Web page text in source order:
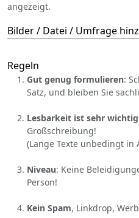
angezeigt.
Bilder / Datei / Umfrage
Regeln
Gut genug formulieren:
Satz, und bleiben Sie
Lesbarkeit ist sehr wichtig
Großschreibung!
(Lange Texte unbedingt in
Niveau: Keine
Person!
Kein Spam, Linkdrop,